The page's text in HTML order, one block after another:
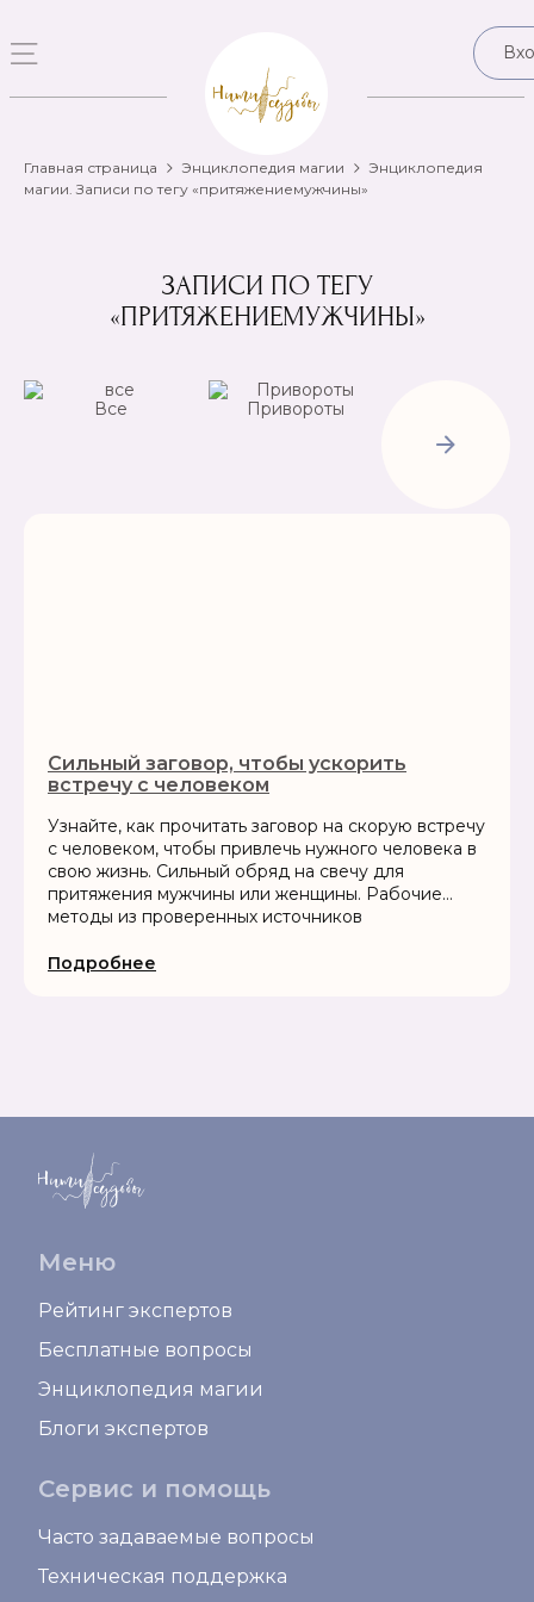
Главная страница Энциклопедия магии
Энциклопедия
магии. Записи по тегу «притяжениемужчины»
ЗАПИСИ ПО ТЕГУ
«ПРИТЯЖЕНИЕМУЖЧИНЫ»
Все
Привороты
Рассорки
Сильный заговор, чтобы ускорить
встречу с человеком
Узнайте, как прочитать заговор на скорую встречу
с человеком, чтобы привлечь нужного человека в
свою жизнь. Сильный обряд на свечу для
притяжения мужчины или женщины. Рабочие
методы из проверенных источников
Подробнее
Меню
Рейтинг экспертов
Бесплатные вопросы
Энциклопедия магии
Блоги экспертов
Сервис и помощь
Часто задаваемые вопросы
Техническая поддержка